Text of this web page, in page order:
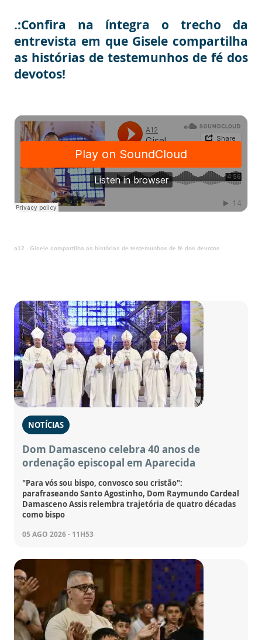
.:Confira na íntegra o trecho da
entrevista em que Gisele compartilha
as histórias de testemunhos de fé dos
devotos!
a12 · Gisele compartilha as histórias de testemunhos de fé dos devotos
NOTÍCIAS
Dom Damasceno celebra 40 anos de
ordenação episcopal em Aparecida
"Para vós sou bispo, convosco sou cristão":
parafraseando Santo Agostinho, Dom Raymundo Cardeal
Damasceno Assis relembra trajetória de quatro décadas
como bispo
05 AGO 2026 - 11H53